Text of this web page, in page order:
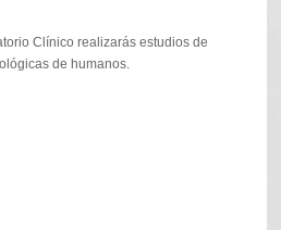
Clínico realizarás estudios de
de humanos.